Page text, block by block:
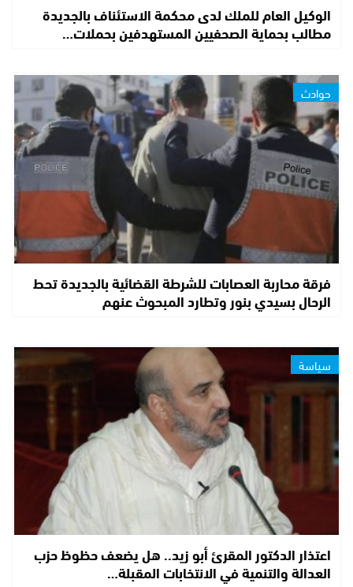
الوكيل العام للملك لدى محكمة الاستئناف بالجديدة
مطالب بحماية الصحفيين المستهدفين بحملات…
حوادث
فرقة محاربة العصابات للشرطة القضائية بالجديدة تحط
الرحال بسيدي بنور وتطارد المبحوث عنهم
سياسة
اعتذار الدكتور المقرئ أبو زيد.. هل يضعف حظوظ حزب
العدالة والتنمية في الانتخابات المقبلة…